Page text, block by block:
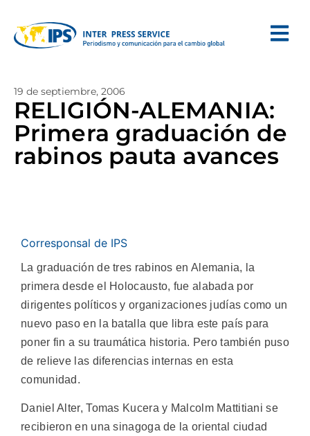
19 de septiembre, 2006
RELIGIÓN-ALEMANIA:
Primera graduación de
rabinos pauta avances
Corresponsal de IPS
La graduación de tres rabinos en Alemania, la
primera desde el Holocausto, fue alabada por
dirigentes políticos y organizaciones judías como un
nuevo paso en la batalla que libra este país para
poner fin a su traumática historia. Pero también puso
de relieve las diferencias internas en esta
comunidad.
Daniel Alter, Tomas Kucera y Malcolm Mattitiani se
recibieron en una sinagoga de la oriental ciudad